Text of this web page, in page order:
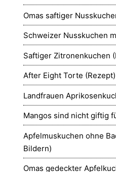
Omas saftiger
Schweizer Nusskuchen
Saftiger Zitronenkuchen
After Eight Torte (Rezept)
Landfrauen
Mangos sind nicht giftig
Apfelmuskuchen ohne
Bildern)
Omas gedeckter